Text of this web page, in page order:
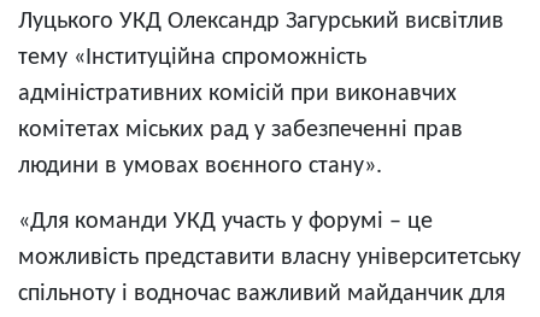
Луцького УКД Олександр Загурський висвітлив
тему «Інституційна спроможність
адміністративних комісій при виконавчих
комітетах міських рад у забезпеченні прав
людини в умовах воєнного стану».
«Для команди УКД участь у форумі – це
можливість представити власну університетську
спільноту і водночас важливий майданчик для